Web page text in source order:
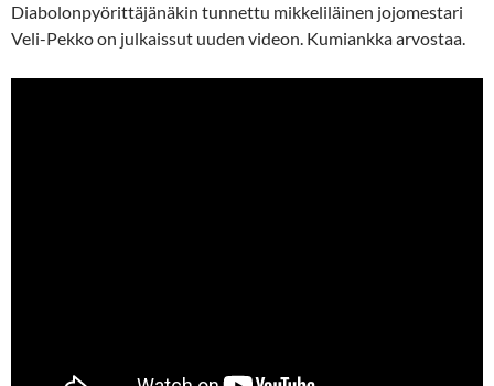
Diabolonpyörittäjänäkin tunnettu mikkeliläinen jojomestari
Veli-Pekko on julkaissut uuden videon. Kumiankka arvostaa.